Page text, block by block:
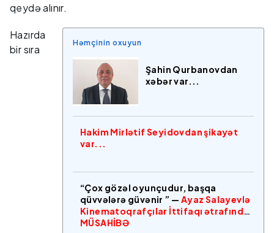
qeydə alınır.
Həmçinin oxuyun
Şahin Qurbanovdan
xəbər var...
Hakim Mirlətif Seyidovdan şikayət
var...
“Çox gözəl oyunçudur, başqa
qüvvələrə güvənir ” — Ayaz Salayevlə
Kinematoqrafçılar İttifaqı ətrafında
MÜSAHİBƏ
Hazırda
bir sıra